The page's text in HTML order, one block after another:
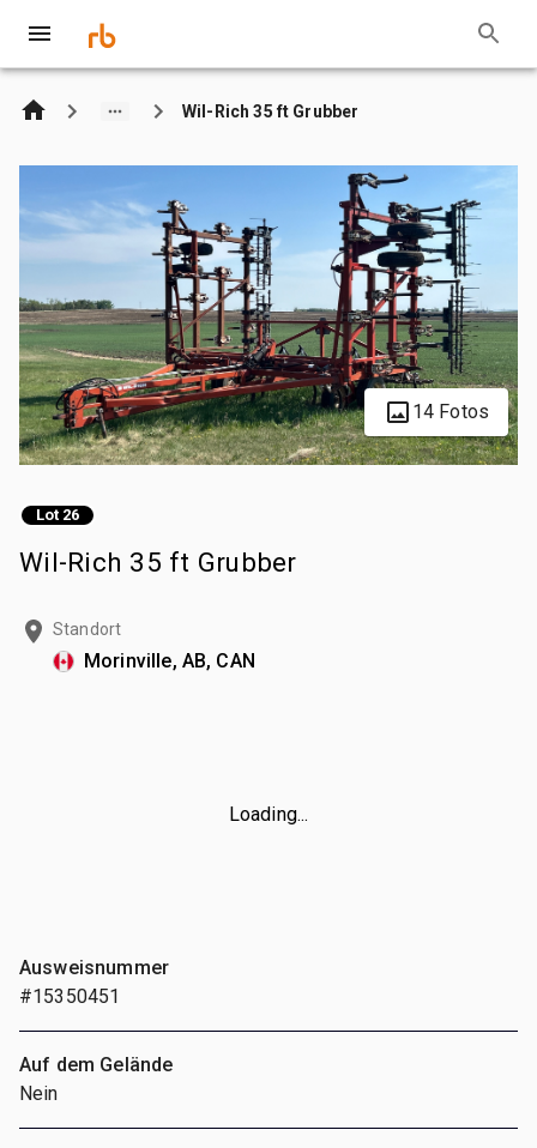
Wil-Rich 35 ft Grubber
14 Fotos
Lot 26
Wil-Rich 35 ft Grubber
Standort
Morinville, AB, CAN
Loading...
Ausweisnummer
#15350451
Auf dem Gelände
Nein